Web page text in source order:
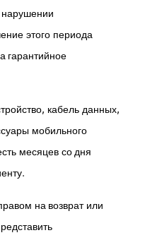
нарушении
этого периода
гарантийное
кабель данных,
мобильного
месяцев со дня
на возврат или